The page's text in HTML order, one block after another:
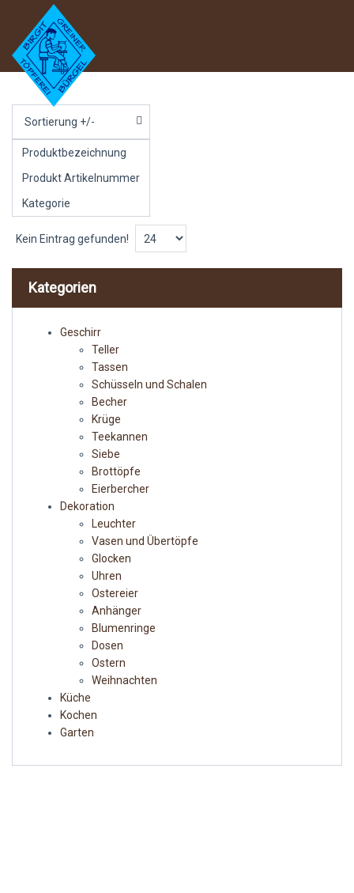
Sortierung +/-
Produktbezeichnung
Produkt Artikelnummer
Kategorie
Kein Eintrag gefunden!
Kategorien
Geschirr
Teller
Tassen
Schüsseln und Schalen
Becher
Krüge
Teekannen
Siebe
Brottöpfe
Eierbercher
Dekoration
Leuchter
Vasen und Übertöpfe
Glocken
Uhren
Ostereier
Anhänger
Blumenringe
Dosen
Ostern
Weihnachten
Küche
Kochen
Garten